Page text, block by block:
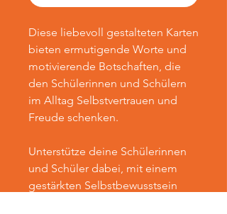
Diese liebevoll gestalteten Karten
bieten ermutigende Worte und
motivierende Botschaften, die
den Schülerinnen und Schülern
im Alltag Selbstvertrauen und
Freude schenken.
Unterstütze deine Schülerinnen
und Schüler dabei, mit einem
gestärkten Selbstbewusstsein